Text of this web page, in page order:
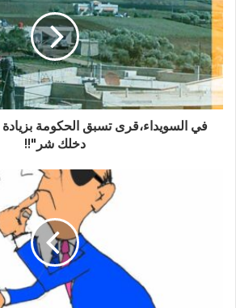
في السويداء،قرى تسبق الحكومة بزيادة
دخلك شر"!!